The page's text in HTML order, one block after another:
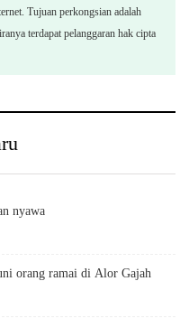
Tujuan perkongsian adalah
terdapat pelanggaran hak cipta
nyawa
orang ramai di Alor Gajah